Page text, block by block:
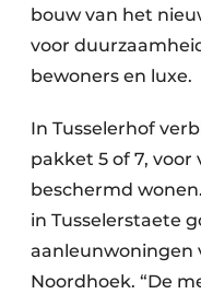
bouw van het
voor
bewoners en luxe.
In Tusselerhof
pakket 5 of 7,
beschermd
in Tusselerstaete
aanleunwoningen
Noordhoek. “De